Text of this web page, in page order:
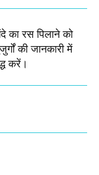
का रस पिलाने को
की जानकारी में
करें।